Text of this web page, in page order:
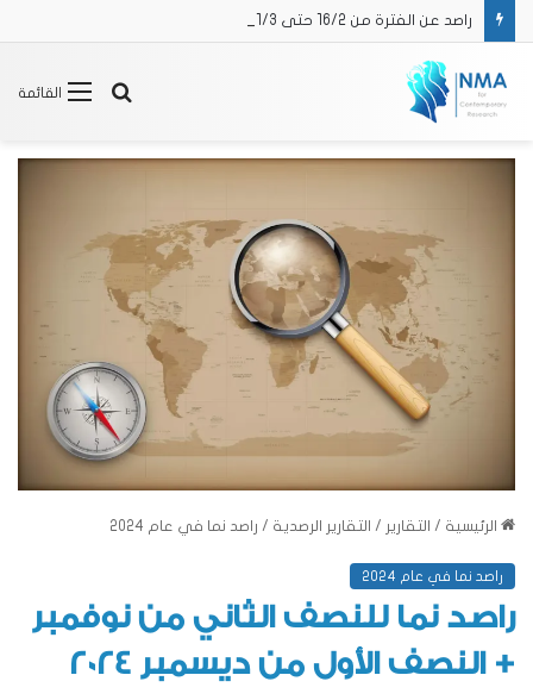
راصد عن الفترة من 16/2 حتى 31/3 2025
القائمة
بحث
الرئيسية / التقارير / التقارير الرصدية / راصد نما في عام 2024
راصد نما في عام 2024
راصد نما للنصف الثاني من نوفمبر
+ النصف الأول من ديسمبر 2024